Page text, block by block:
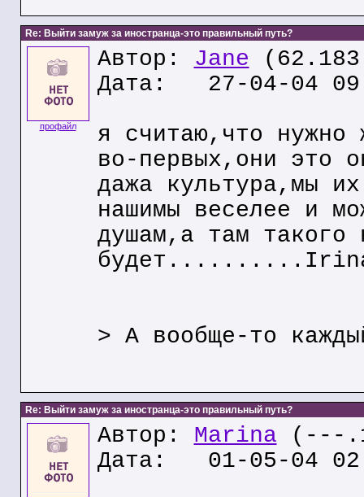
Re: Выйти замуж за иностранца-это правильный путь?
профайл
Автор: Jane
Дата: 27-04-04
я считаю,что нужно
во-первых,они это
дажа культура,мы
нашимы веселее и
душам,а там такого
будет..........Irina
> А вообще-то
Re: Выйти замуж за иностранца-это правильный путь?
Автор: Marina (---
Дата: 01-05-04